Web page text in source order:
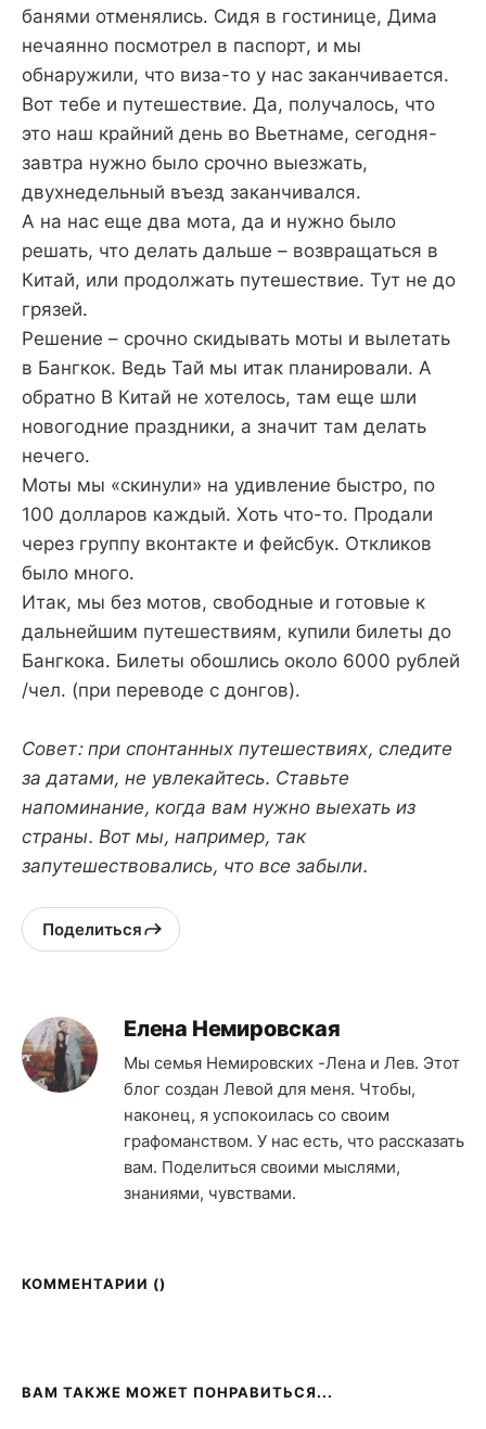
банями отменялись. Сидя в гостинице, Дима
нечаянно посмотрел в паспорт, и мы
обнаружили, что виза-то у нас заканчивается.
Вот тебе и путешествие. Да, получалось, что
это наш крайний день во Вьетнаме, сегодня-
завтра нужно было срочно выезжать,
двухнедельный въезд заканчивался.
А на нас еще два мота, да и нужно было
решать, что делать дальше – возвращаться в
Китай, или продолжать путешествие. Тут не до
грязей.
Решение – срочно скидывать моты и вылетать
в Бангкок. Ведь Тай мы итак планировали. А
обратно В Китай не хотелось, там еще шли
новогодние праздники, а значит там делать
нечего.
Моты мы «скинули» на удивление быстро, по
100 долларов каждый. Хоть что-то. Продали
через группу вконтакте и фейсбук. Откликов
было много.
Итак, мы без мотов, свободные и готовые к
дальнейшим путешествиям, купили билеты до
Бангкока. Билеты обошлись около 6000 рублей
/чел. (при переводе с донгов).
Совет: при спонтанных путешествиях, следите
за датами, не увлекайтесь. Ставьте
напоминание, когда вам нужно выехать из
страны. Вот мы, например, так
запутешествовались, что все забыли.
Поделиться
Елена Немировская
Мы семья Немировских -Лена и Лев. Этот
блог создан Левой для меня. Чтобы,
наконец, я успокоилась со своим
графоманством. У нас есть, что рассказать
вам. Поделиться своими мыслями,
знаниями, чувствами.
КОММЕНТАРИИ ()
ВАМ ТАКЖЕ МОЖЕТ ПОНРАВИТЬСЯ...